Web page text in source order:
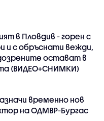
в Пловдив - горен с
и с обръснати вежди,
остават в
(ВИДЕО+СНИМКИ)
временно нов
на ОДМВР-Бургас